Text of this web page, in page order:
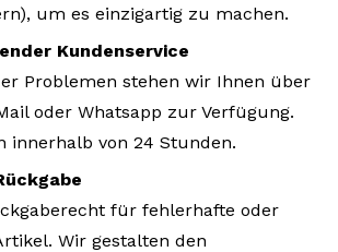
um es einzigartig zu machen.
Kundenservice
Problemen stehen wir Ihnen über
oder Whatsapp zur Verfügung.
innerhalb von 24 Stunden.
für fehlerhafte oder
Wir gestalten den